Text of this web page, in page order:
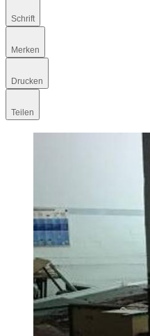
Schrift
Merken
Drucken
Teilen